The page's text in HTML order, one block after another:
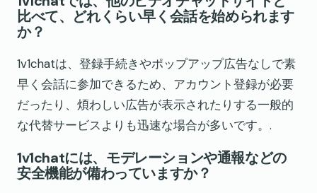
比べて、どれくらい早く会話を始められます
か？
1v1chatは、登録手続きやポップアップ広告なしで素
早く会話に参加できるため、アカウント登録が必要
だったり、煩わしい広告が表示されたりする一般的
な代替サービスよりも迅速な場合が多いです。.
1v1chatには、モデレーションや通報などの
安全機能が備わっていますか？